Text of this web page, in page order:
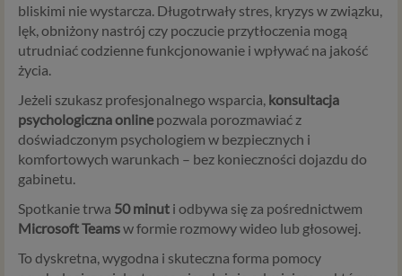
bliskimi nie wystarcza. Długotrwały stres, kryzys w związku,
lęk, obniżony nastrój czy poczucie przytłoczenia mogą
utrudniać codzienne funkcjonowanie i wpływać na jakość
życia.
Jeżeli szukasz profesjonalnego wsparcia, konsultacja
psychologiczna onlinepozwala porozmawiać z
doświadczonym psychologiem w bezpiecznych i
komfortowych warunkach – bez konieczności dojazdu do
gabinetu.
Spotkanie trwa 50 minut i odbywa się za pośrednictwem
Microsoft Teamsw formie rozmowy wideo lub głosowej.
To dyskretna, wygodna i skuteczna forma pomocy